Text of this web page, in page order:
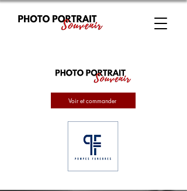
Voir et commander